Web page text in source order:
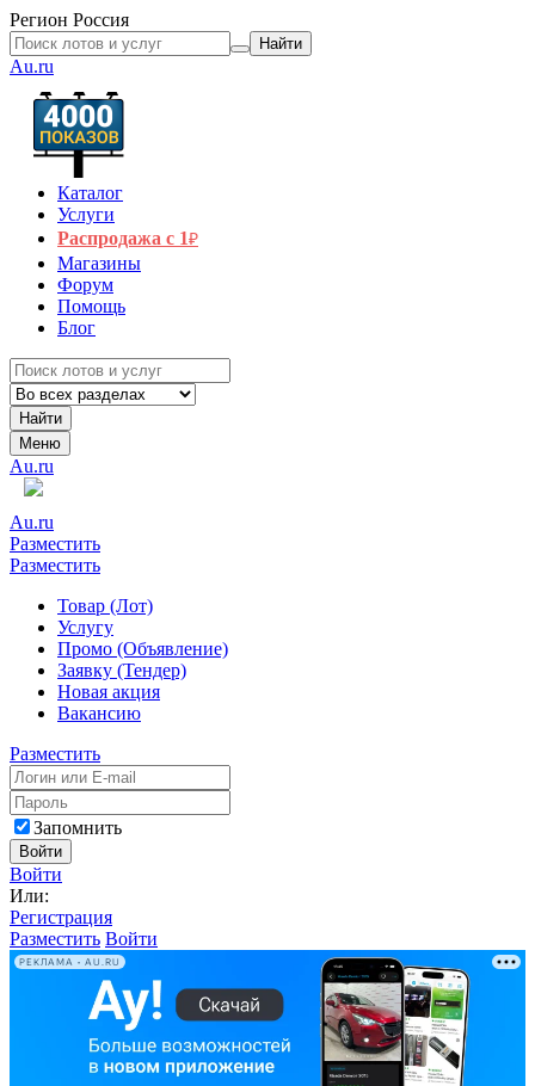
Регион Россия
Найти
Au.ru
Каталог
Услуги
Распродажа с 1₽
Магазины
Форум
Помощь
Блог
Найти
Меню
Au.ru
Au.ru
Разместить
Разместить
Товар (Лот)
Услугу
Промо (Объявление)
Заявку (Тендер)
Новая акция
Вакансию
Разместить
Запомнить
Войти
Войти
Или:
Регистрация
Разместить Войти
РЕКЛАМА • AU.RU